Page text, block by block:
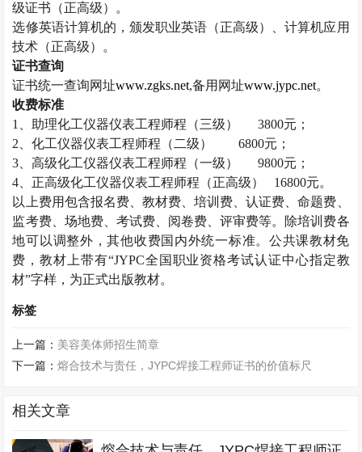
级证书（正高级）。
选修英语计算机的，颁发职业英语（正高级）、计算机应用
技术（正高级）。
证书查询
证书统一查询网址www.zgks.net,备用网址www.jypc.net。
收费标准
1
、助理化工仪器仪表工程师程（三级） 3800元；
2 、化工仪器仪表工程师程（二级） 6800元；
3 、高级化工仪器仪表工程师程（一级） 9800元；
4 、正高级化工仪器仪表工程师程（正高级） 16800元。
以上费用包含报名费、教材费、培训费、认证费、命题费、
监考费、场地费、考试费、阅卷费、评审费等。除培训费各
地可以调整外，其他收费国内外统一标准。公共课教材免
费，教材上带有“JYPC全国职业资格考试认证中心指定教
材”字样，为正式出版教材。
标签
上一篇： 美容美体师招生简章
下一篇：熔合技术与责任，JYPC焊接工程师证书的价值标尺
相关文章